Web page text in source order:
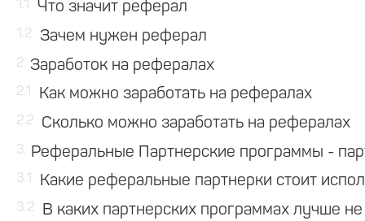
1.1 Что значит реферал
1.2 Зачем нужен реферал
2 Заработок на рефералах
2.1 Как можно заработать на рефералах
2.2 Сколько можно заработать на рефералах
3 Реферальные Партнерские программы -
3.1 Какие реферальные партнерки стоит
3.2 В каких партнерских программах лучше не